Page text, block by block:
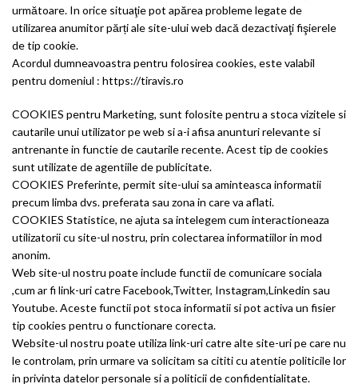
următoare. In orice situaţie pot apărea probleme legate de
utilizarea anumitor părți ale site-ului web dacă dezactivaţi fişierele
de tip cookie.
Acordul dumneavoastra pentru folosirea cookies, este valabil
pentru domeniul : https://tiravis.ro
COOKIES pentru Marketing, sunt folosite pentru a stoca vizitele si
cautarile unui utilizator pe web si a-i afisa anunturi relevante si
antrenante in functie de cautarile recente. Acest tip de cookies
sunt utilizate de agentiile de publicitate.
COOKIES Preferinte, permit site-ului sa aminteasca informatii
precum limba dvs. preferata sau zona in care va aflati.
COOKIES Statistice, ne ajuta sa intelegem cum interactioneaza
utilizatorii cu site-ul nostru, prin colectarea informatiilor in mod
anonim.
Web site-ul nostru poate include functii de comunicare sociala
,cum ar fi link-uri catre Facebook,Twitter, Instagram,Linkedin sau
Youtube. Aceste functii pot stoca informatii si pot activa un fisier
tip cookies pentru o functionare corecta.
Website-ul nostru poate utiliza link-uri catre alte site-uri pe care nu
le controlam, prin urmare va solicitam sa cititi cu atentie politicile lor
in privinta datelor personale si a politicii de confidentialitate.